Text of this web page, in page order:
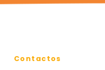
Contactos